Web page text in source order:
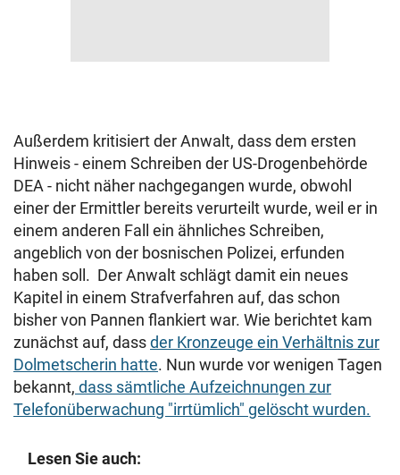
Außerdem kritisiert der Anwalt, dass dem ersten
Hinweis - einem Schreiben der US-Drogenbehörde
DEA - nicht näher nachgegangen wurde, obwohl
einer der Ermittler bereits verurteilt wurde, weil er in
einem anderen Fall ein ähnliches Schreiben,
angeblich von der bosnischen Polizei, erfunden
haben soll. Der Anwalt schlägt damit ein neues
Kapitel in einem Strafverfahren auf, das schon
bisher von Pannen flankiert war. Wie berichtet kam
zunächst auf, dassder Kronzeuge ein Verhältnis zur
Dolmetscherin hatte. Nun wurde vor wenigen Tagen
bekannt, dass sämtliche Aufzeichnungen zur
Telefonüberwachung "irrtümlich" gelöscht wurden.
Lesen Sie auch: